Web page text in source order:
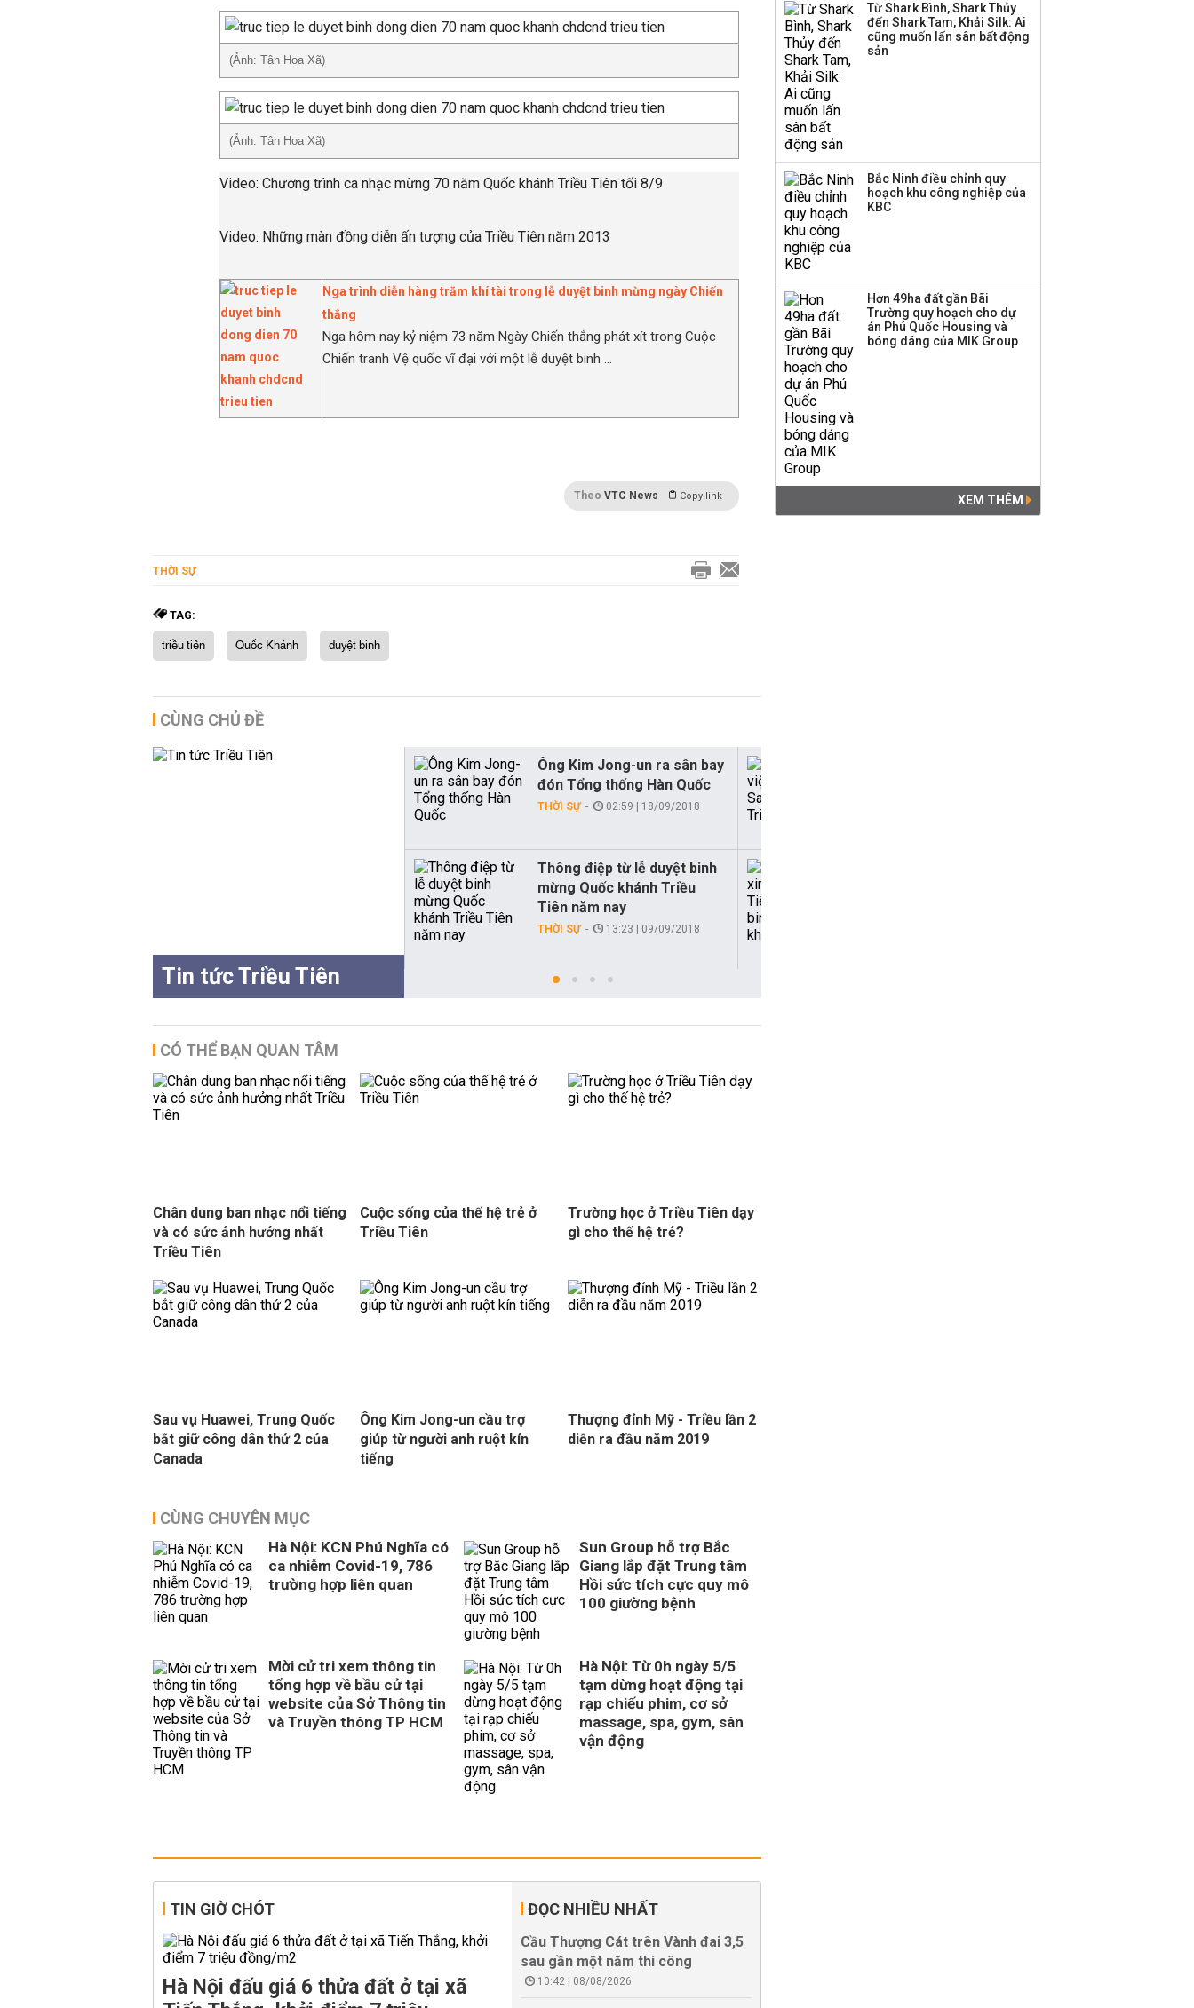
(Ảnh: Tân Hoa Xã)
(Ảnh: Tân Hoa Xã)
Video: Chương trình ca nhạc mừng 70 năm Quốc khánh Triều Tiên tối 8/9
Video: Những màn đồng diễn ấn tượng của Triều Tiên năm 2013
Nga trình diễn hàng trăm khí tài trong lễ duyệt binh mừng ngày Chiến
thắng
Nga hôm nay kỷ niệm 73 năm Ngày Chiến thắng phát xít trong Cuộc
Chiến tranh Vệ quốc vĩ đại với một lễ duyệt binh ...
Theo VTC News Copy link
THỜI SỰ
TAG:
triều tiên Quốc Khánh duyệt binh
CÙNG CHỦ ĐỀ
Tin tức Triều Tiên
Ông Kim Jong-un ra sân bay
đón Tổng thống Hàn Quốc
THỜI SỰ 02:59 | 18/09/2018
Thông điệp từ lễ duyệt binh
mừng Quốc khánh Triều
Tiên năm nay
THỜI SỰ 13:23 | 09/09/2018
CÓ THỂ BẠN QUAN TÂM
Chân dung ban nhạc nổi tiếng
và có sức ảnh hưởng nhất
Triều Tiên
Cuộc sống của thế hệ trẻ ở
Triều Tiên
Trường học ở Triều Tiên dạy
gì cho thế hệ trẻ?
Sau vụ Huawei, Trung Quốc
bắt giữ công dân thứ 2 của
Canada
Ông Kim Jong-un cầu trợ
giúp từ người anh ruột kín
tiếng
Thượng đỉnh Mỹ - Triều lần 2
diễn ra đầu năm 2019
CÙNG CHUYÊN MỤC
Hà Nội: KCN Phú Nghĩa có
ca nhiễm Covid-19, 786
trường hợp liên quan
Sun Group hỗ trợ Bắc
Giang lắp đặt Trung tâm
Hồi sức tích cực quy mô
100 giường bệnh
Mời cử tri xem thông tin
tổng hợp về bầu cử tại
website của Sở Thông tin
và Truyền thông TP HCM
Hà Nội: Từ 0h ngày 5/5
tạm dừng hoạt động tại
rạp chiếu phim, cơ sở
massage, spa, gym, sân
vận động
TIN GIỜ CHÓT
Hà Nội đấu giá 6 thửa đất ở tại xã
ĐỌC NHIỀU NHẤT
Cầu Thượng Cát trên Vành đai 3,5
sau gần một năm thi công
10:42 | 08/08/2026
Công ty 100 tỷ của
Huấn Hoa Hồng bỗng
dưng ‘biến mất’, một
Từ Shark Bình, Shark Thủy
đến Shark Tam, Khải Silk: Ai
cũng muốn lấn sân bất động
sản
Bắc Ninh điều chỉnh quy
hoạch khu công nghiệp của
KBC
Hơn 49ha đất gần Bãi
Trường quy hoạch cho dự
án Phú Quốc Housing và
bóng dáng của MIK Group
XEM THÊM